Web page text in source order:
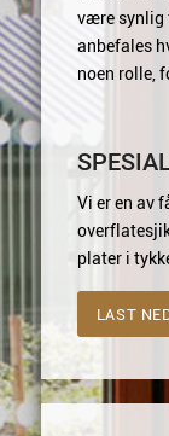
være synlig
anbefales
noen rolle,
Vi er en av
plater i
LAST